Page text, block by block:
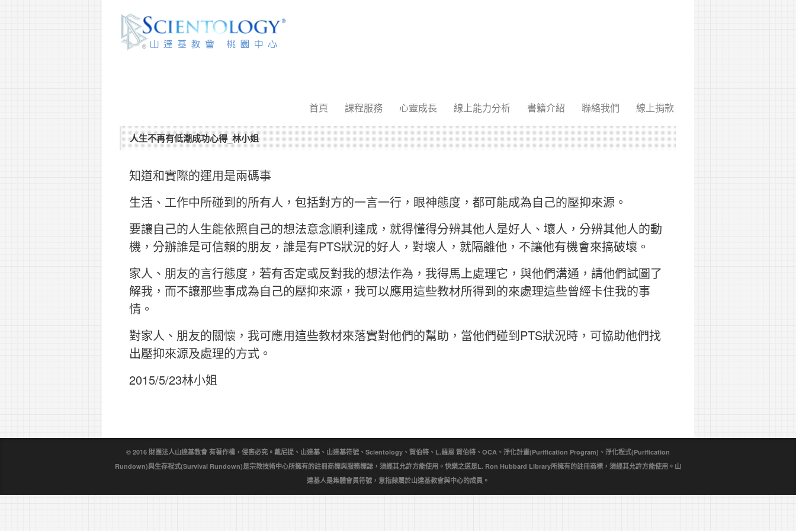
首頁 課程服務 心靈成長 線上能力分析 書籍介紹 聯絡我們 線上捐款
人生不再有低潮成功心得_林小姐
知道和實際的運用是兩碼事
生活、工作中所碰到的所有人，包括對方的一言一行，眼神態度，都可能成為自己的壓抑來源。
要讓自己的人生能依照自己的想法意念順利達成，就得懂得分辨其他人是好人、壞人，分辨其他人的動
機，分辦誰是可信賴的朋友，誰是有PTS狀況的好人，對壞人，就隔離他，不讓他有機會來搞破壞。
家人、朋友的言行態度，若有否定或反對我的想法作為，我得馬上處理它，與他們溝通，請他們試圖了
解我，而不讓那些事成為自己的壓抑來源，我可以應用這些教材所得到的來處理這些曾經卡住我的事
情。
對家人、朋友的關懷，我可應用這些教材來落實對他們的幫助，當他們碰到PTS狀況時，可協助他們找
出壓抑來源及處理的方式。
2015/5/23林小姐
© 2016 財團法人山達基教會 有著作權，侵害必究。戴尼提、山達基、山達基符號、Scientology、賀伯特、L.羅恩 賀伯特、OCA、淨化計畫(Purification Program)、淨化程式(Purification
Rundown)與生存程式(Survival Rundown)是宗教技術中心所擁有的註冊商標與服務標誌，須經其允許方能使用。快樂之道是L. Ron Hubbard Library所擁有的註冊商標，須經其允許方能使用。山
達基人是集體會員符號，意指隸屬於山達基教會與中心的成員。